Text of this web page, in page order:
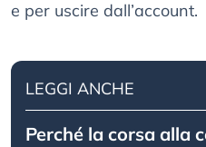
e per uscire dall’account.
LEGGI ANCHE
Perché la corsa alla